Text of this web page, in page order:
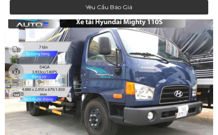
Yêu Cầu Báo Giá